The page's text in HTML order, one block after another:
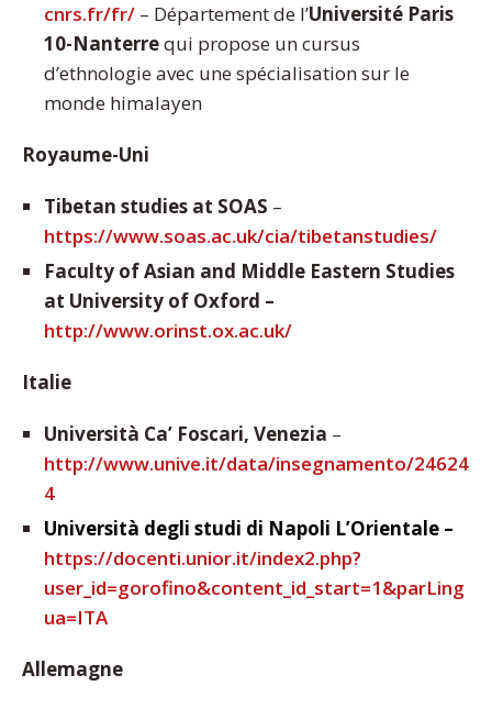
cnrs.fr/fr/ – Département de l’Université Paris
10-Nanterrequi propose un cursus
d’ethnologie avec une spécialisation sur le
monde himalayen
Royaume-Uni
Tibetan studies at SOAS –
https://www.soas.ac.uk/cia/tibetanstudies/
Faculty of Asian and Middle Eastern Studies
at University of Oxford –
http://www.orinst.ox.ac.uk/
Italie
Università Ca’ Foscari, Venezia –
http://www.unive.it/data/insegnamento/24624
4
Università degli studi di Napoli L’Orientale –
https://docenti.unior.it/index2.php?
user_id=gorofino&content_id_start=1&parLing
ua=ITA
Allemagne